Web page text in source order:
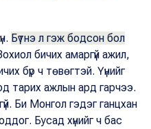
Бүтнэ л гэж бодсон бол
бичих амаргүй ажил,
бүр ч төвөгтэй. Үүнийг
тарих ажлын ард гарчээ.
Би Монгол гэдэг ганцхан
Бусад хүнийг ч бас